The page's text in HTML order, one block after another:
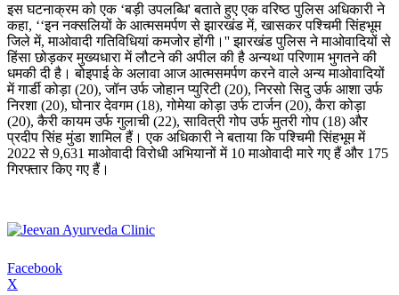
इस घटनाक्रम को एक ‘बड़ी उपलब्धि' बताते हुए एक वरिष्ठ पुलिस अधिकारी ने
कहा, ‘‘इन नक्सलियों के आत्मसमर्पण से झारखंड में, खासकर पश्चिमी सिंहभूम
जिले में, माओवादी गतिविधियां कमजोर होंगी।'' झारखंड पुलिस ने माओवादियों से
हिंसा छोड़कर मुख्यधारा में लौटने की अपील की है अन्यथा परिणाम भुगतने की
धमकी दी है। बोइपाई के अलावा आज आत्मसमर्पण करने वाले अन्य माओवादियों
में गार्डी कोड़ा (20), जॉन उर्फ ​​जोहान प्युरिटी (20), निरसो सिदु उर्फ ​​आशा उर्फ ​​
निरशा (20), घोनार देवगम (18), गोमेया कोड़ा उर्फ ​​टार्जन (20), कैरा कोड़ा
(20), कैरी कायम उर्फ ​​गुलाची (22), सावित्री गोप उर्फ ​​मुतरी गोप (18) और
प्रदीप सिंह मुंडा शामिल हैं। एक अधिकारी ने बताया कि पश्चिमी सिंहभूम में
2022 से 9,631 माओवादी विरोधी अभियानों में 10 माओवादी मारे गए हैं और 175
गिरफ्तार किए गए हैं।
Facebook
X